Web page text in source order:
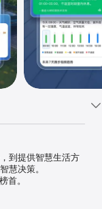
到提供智慧生活方
慧决策。
首。